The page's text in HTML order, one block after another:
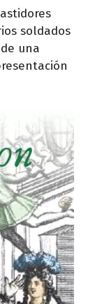
soldados
una